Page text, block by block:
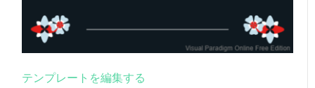
テンプレートを編集する